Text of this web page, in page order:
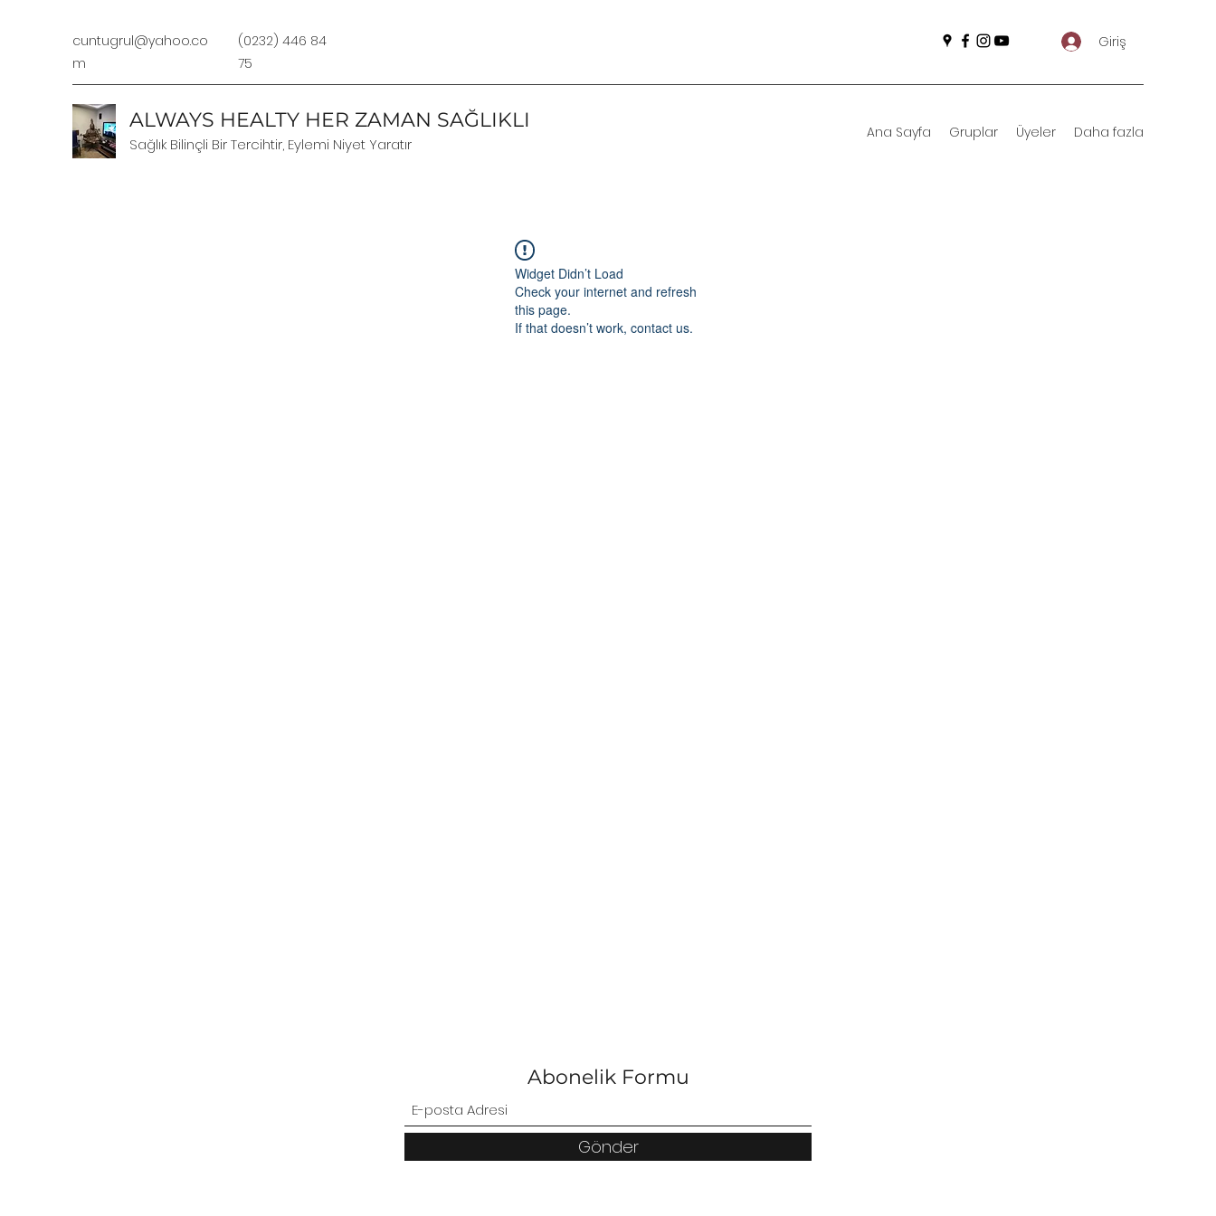
cuntugrul@yahoo.co
m
(0232) 446 84
75
Giriş
ALWAYS HEALTY HER ZAMAN SAĞLIKLI
Sağlık Bilinçli Bir Tercihtir, Eylemi Niyet Yaratır
Ana Sayfa Gruplar Üyeler Daha fazla
Widget Didn’t Load
Check your internet and refresh
this page.
If that doesn’t work, contact us.
Abonelik Formu
Gönder